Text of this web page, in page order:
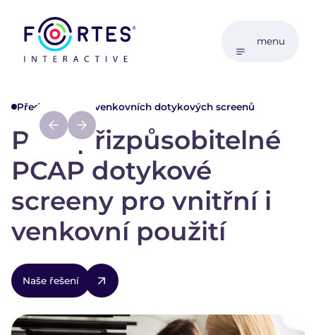
menu
Přední výrobce venkovních dotykových screenů
Plně přizpůsobitelné
PCAP dotykové
screeny pro vnitřní i
venkovní použití
Naše řešení